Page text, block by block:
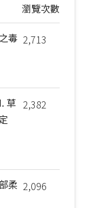
瀏覽次數
2,713
毒
2,382
草
2,096
柔